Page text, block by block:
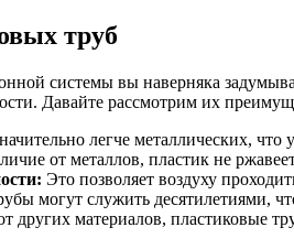
труб
системы вы наверняка
Давайте рассмотрим их
легче металлических,
от металлов, пластик не
Это позволяет воздуху
могут служить десятилетиями,
других материалов, пластиковые